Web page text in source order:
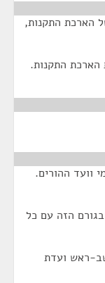
הארכת התקנות,
הארכת התקנות.
וועד ההורים.
הזה עם כל
ראש ועדת